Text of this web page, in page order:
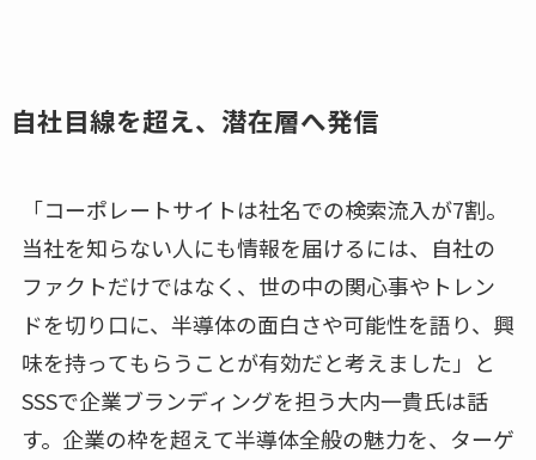
自社目線を超え、潜在層へ発信
「コーポレートサイトは社名での検索流入が7割。
当社を知らない人にも情報を届けるには、自社の
ファクトだけではなく、世の中の関心事やトレン
ドを切り口に、半導体の面白さや可能性を語り、興
味を持ってもらうことが有効だと考えました」と
SSSで企業ブランディングを担う大内一貴氏は話
す。企業の枠を超えて半導体全般の魅力を、ターゲ